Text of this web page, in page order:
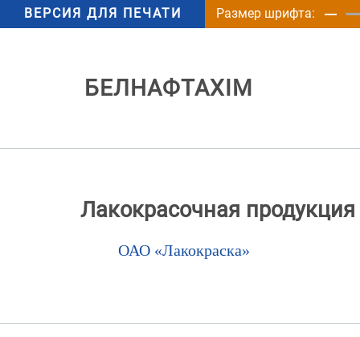
ВЕРСИЯ ДЛЯ ПЕЧАТИ Размер шрифта:
БЕЛНАФТАХІМ
Лакокрасочная продукция
ОАО «Лакокраска»